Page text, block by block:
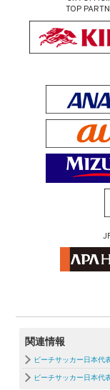
TOP
関連情報
ビーチサッカー日本代
ビーチサッカー日本代